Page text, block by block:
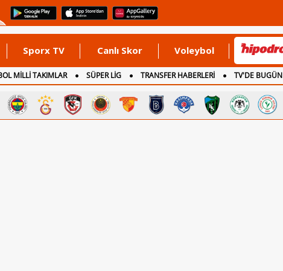
Sporx TV Canlı Skor Voleybol
MİLLİ TAKIMLAR SÜPER LİG TRANSFER HABERLERİ TV'DE BUGÜN